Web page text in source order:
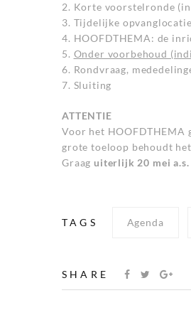
2. Korte voorstelronde
3. Tijdelijke
4. HOOFDTHEMA: de
5. Onder voorbehoud
6. Rondvraag,
7. Sluiting
ATTENTIE
Voor het HOOFDTHEMA
grote toeloop behoudt
Graag uiterlijk 20 mei a.s.
TAGS Agenda
SHARE